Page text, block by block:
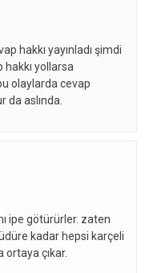
hakkı yayınladı şimdi
yollarsa
olaylarda cevap
aslında.
ipe götürürler. zaten
kadar hepsi karçeli
ortaya çıkar.